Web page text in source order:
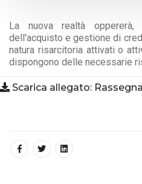
La nuova realtà oppererà,
dell'acquisto e gestione di
natura risarcitoria attivati o
dispongono delle necessarie
Scarica allegato: